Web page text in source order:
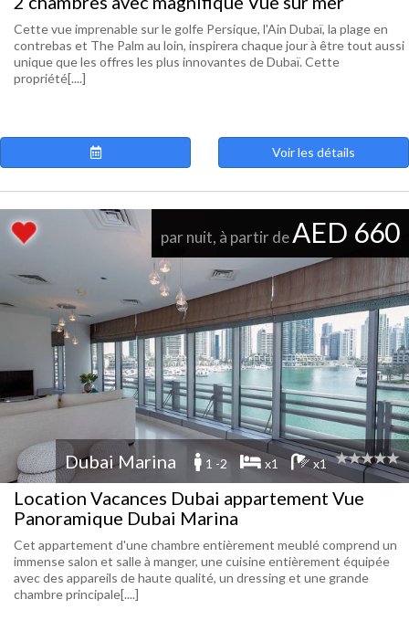
Cette vue imprenable sur le golfe Persique, l'Ain Dubaï, la plage en
contrebas et The Palm au loin, inspirera chaque jour à être tout aussi
unique que les offres les plus innovantes de Dubaï. Cette
propriété[....]
Voir les détails
par nuit, à partir deAED 660
Dubai Marina 1 -2 x1 x1
Location Vacances Dubai appartement Vue
Panoramique Dubai Marina
Cet appartement d'une chambre entièrement meublé comprend un
immense salon et salle à manger, une cuisine entièrement équipée
avec des appareils de haute qualité, un dressing et une grande
chambre principale[....]